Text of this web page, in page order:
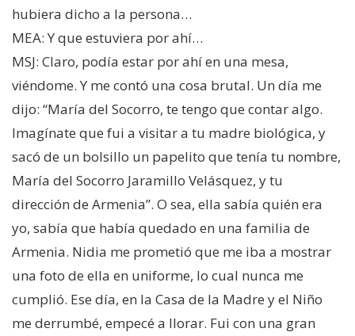
hubiera dicho a la persona…
MEA: Y que estuviera por ahí…
MSJ: Claro, podía estar por ahí en una mesa,
viéndome. Y me contó una cosa brutal. Un día me
dijo: “María del Socorro, te tengo que contar algo.
Imagínate que fui a visitar a tu madre biológica, y
sacó de un bolsillo un papelito que tenía tu nombre,
María del Socorro Jaramillo Velásquez, y tu
dirección de Armenia”. O sea, ella sabía quién era
yo, sabía que había quedado en una familia de
Armenia. Nidia me prometió que me iba a mostrar
una foto de ella en uniforme, lo cual nunca me
cumplió. Ese día, en la Casa de la Madre y el Niño
me derrumbé, empecé a llorar. Fui con una gran